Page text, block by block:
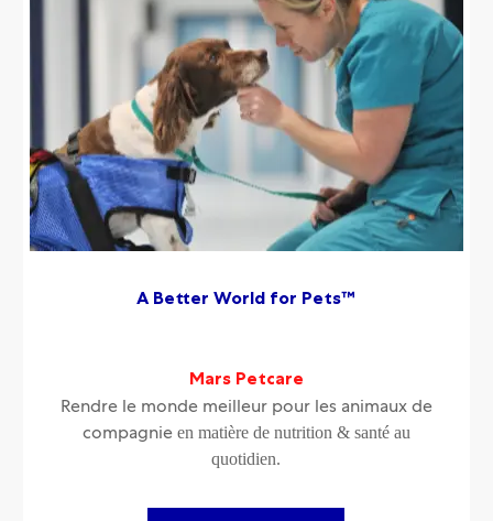
A Better World for Pets™
Mars Petcare
Rendre le monde meilleur pour les animaux de
compagnie en matière de nutrition & santé au
quotidien.